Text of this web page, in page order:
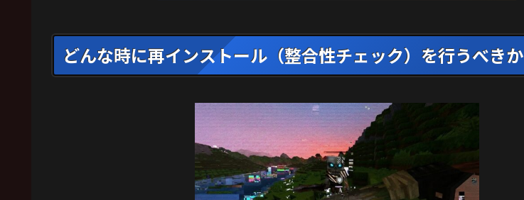
どんな時に再インストール（整合性チェック）を行うべきか